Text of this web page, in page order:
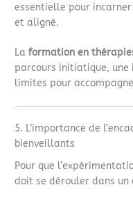
essentielle pour
et aligné.
Laformation en
parcours initiatique, une
limites pour
5. L’importance de
bienveillants
Pour que
doit se dérouler dans